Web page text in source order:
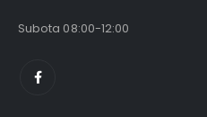
Subota 08:00-12:00